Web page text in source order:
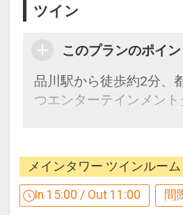
ツイン
このプランのポイン
品川駅から徒歩約2分、
つエンターテインメント
※
本プランをご予約される
注意いただきますようお
メインタワー ツインルーム
In 15:00 / Out 11:00 間